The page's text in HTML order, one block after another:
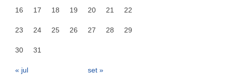
16 17 18 19 20 21 22
23 24 25 26 27 28 29
30 31
« jul set »